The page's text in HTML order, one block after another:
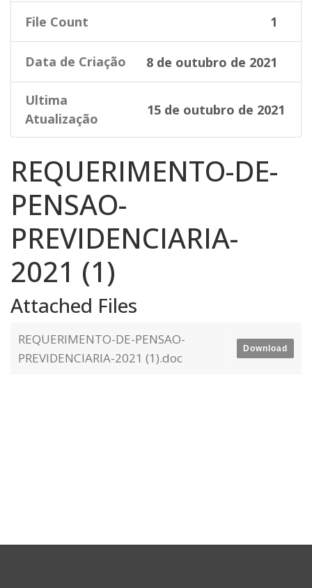
File Count 1
Data de Criação 8 de outubro de 2021
Ultima
Atualização
15 de outubro de 2021
REQUERIMENTO-DE-
PENSAO-
PREVIDENCIARIA-
2021 (1)
Attached Files
REQUERIMENTO-DE-PENSAO-
PREVIDENCIARIA-2021 (1).doc
Download